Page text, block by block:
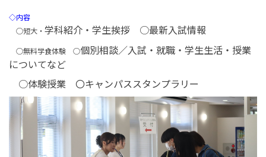
◇内容
○短大・ 学科紹介・学生挨拶 ○最新入試情報
○無料学食体験 ○個別相談／入試・就職・学生生活・授業
についてなど
○体験授業 〇キャンパススタンプラリー